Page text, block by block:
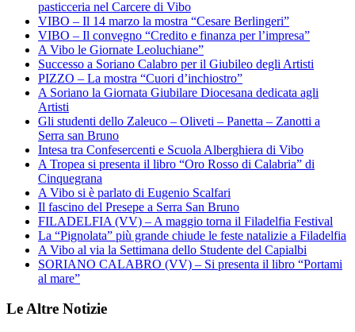
pasticceria nel Carcere di Vibo
VIBO – Il 14 marzo la mostra “Cesare Berlingeri”
VIBO – Il convegno “Credito e finanza per l’impresa”
A Vibo le Giornate Leoluchiane”
Successo a Soriano Calabro per il Giubileo degli Artisti
PIZZO – La mostra “Cuori d’inchiostro”
A Soriano la Giornata Giubilare Diocesana dedicata agli
Artisti
Gli studenti dello Zaleuco – Oliveti – Panetta – Zanotti a
Serra san Bruno
Intesa tra Confesercenti e Scuola Alberghiera di Vibo
A Tropea si presenta il libro “Oro Rosso di Calabria” di
Cinquegrana
A Vibo si è parlato di Eugenio Scalfari
Il fascino del Presepe a Serra San Bruno
FILADELFIA (VV) – A maggio torna il Filadelfia Festival
La “Pignolata” più grande chiude le feste natalizie a Filadelfia
A Vibo al via la Settimana dello Studente del Capialbi
SORIANO CALABRO (VV) – Si presenta il libro “Portami
al mare”
Le Altre Notizie